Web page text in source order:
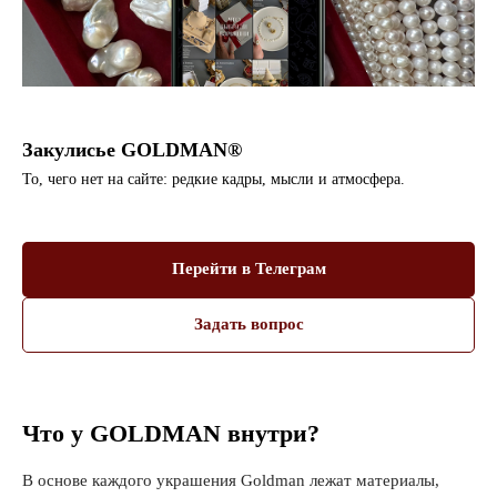
Закулисье GOLDMAN®
То, чего нет на сайте: редкие кадры, мысли и атмосфера.
Перейти в Телеграм
Задать вопрос
Что у GOLDMAN внутри?
В основе каждого украшения Goldman лежат материалы,